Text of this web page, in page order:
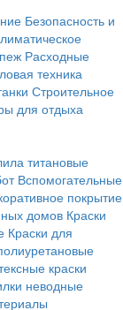
Безопасность и
Расходные
техника
Строительное
для отдыха
титановые
Вспомогательные
покрытие
домов Краски
Краски для
краски
неводные